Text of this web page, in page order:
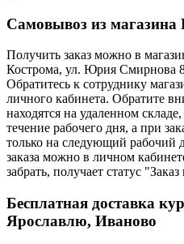
Самовывоз из
Получить заказ можно в
Кострома, ул. Юрия Смирнова
Обратитесь к сотруднику
личного кабинета. Обратите
находятся на удаленном
течение рабочего дня, а при
только на следующий рабочий
заказа можно в личном
забрать, получает статус
Бесплатная доставка
Ярославлю, Иваново